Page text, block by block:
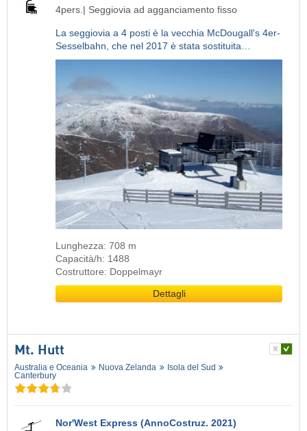
4pers.| Seggiovia ad agganciamento fisso
La seggiovia a 4 posti è la vecchia McDougall's 4er-
Sesselbahn, che nel 2017 è stata sostituita…
Lunghezza: 708 m
Capacità/h: 1488
Costruttore: Doppelmayr
Dettagli
Mt. Hutt
Australia e Oceania Nuova Zelanda
Isola del Sud
Canterbury
Nor'West Express (AnnoCostruz. 2021)